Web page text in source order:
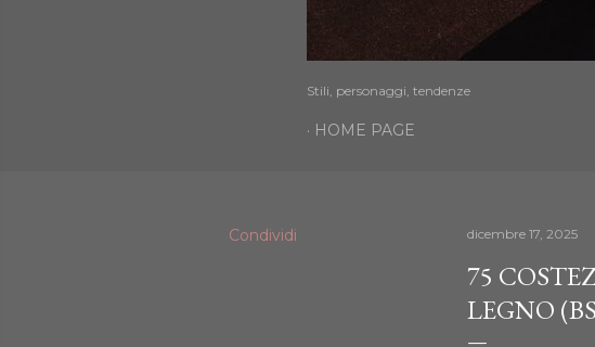
Stili, personaggi, tendenze
HOME PAGE
Condividi dicembre 17, 2025
75
LEGNO